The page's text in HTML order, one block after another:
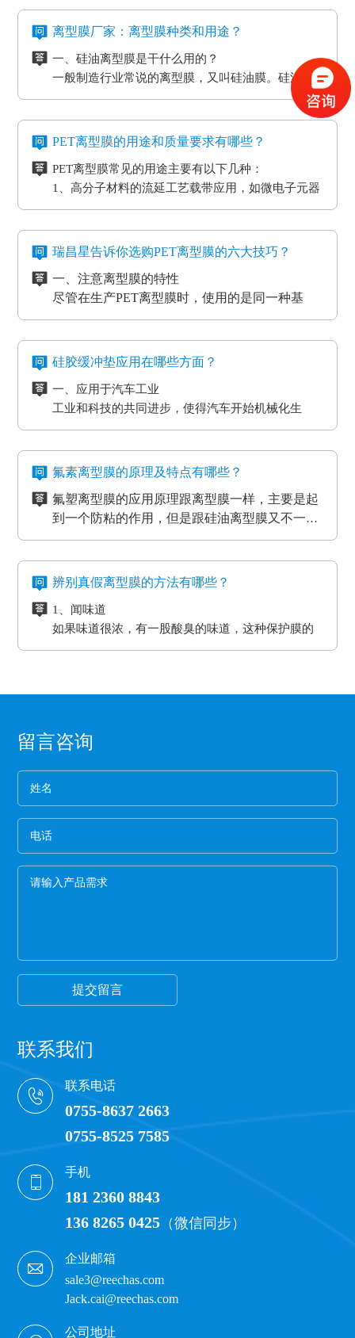
离型膜厂家：离型膜种类和用途？
一、硅油离型膜是干什么用的？
一般制造行业常说的离型膜，又叫硅油膜。硅油离
型膜应用分成两类：模切制造行业的应用和石墨制
造行业的应用。应用于石墨制造行业的硅油离型膜
具备离型力匀称平稳、等特点，还可以按客户标准
氟素离型膜别称氟塑离型膜。这类离型膜是由表层
性。相对于硅胶带，具备优质的剥离特性。氟素离
型膜主要是应用于高温胶带、金手指复合模切加工
工艺。
三、非硅离型膜是干什么用的？
非硅离型膜的适用范围有热溶胶、HC的转印纸、微
粘胶以及微粘胶保护膜生产加工用离型膜。除此之
外，因其剥离力较重，在生产加工极其细微的构件
时，能够 具有很好的避免 离型膜挪动或掉下来的功
四、防静电离型膜是干什么用的？
在信息时代，电磁波会对没经屏蔽掉的敏感度电子
的影响，导致数据信息失真、通讯混乱。而电流的
磁效应和磨擦产生的静电感应对各种各样敏感元
电积累产生髙压放电，其严重后果将是毁灭性的，
因此防静电离型膜也很重要。
PET离型膜的用途和质量要求有哪些？
PET离型膜常见的用途主要有以下几种：
1、高分子材料的流延工艺载带应用，如微电子元器
件
3、各种多层印刷线路板行业的层压工艺应用
5、PCB/PCL应用
6、光电模切冲型行业应用
PET离型膜的质量要求也不一样：
如普通模切冲型对PET离型膜的要求是厚度均匀剥离
力稳定。
要求。
高分子材料在耐温性的同时还要考虑到耐化学试剂
应等。
瑞昌星告诉你选购PET离型膜的六大技巧？
一、注意离型膜的特性
尽管在生产PET离型膜时，使用的是同一种基
材，但是使用不一样的离型剂，就会得到不一样
重。
尽管每个品牌的离型膜在价格上都会有一些差
所以要想得到物美价廉的离型膜，就要对多个品
牌的产品进行比较，在材质、工艺、质量等方面
都相同的情况下选择性价比最高的离型膜。
三、看使用情况
购买离型膜的目的是为了发挥其性能，满足使用
需求。质量再好的离型膜若使用在不正确的地
方，其性能也不能得到更好的发挥。
四、看生产厂家
一般品牌大、评价高的正规PET离型膜生产厂家
而且生产规模也比较大，因而具有一定的基础
性、技术性和规模性。
五、看产品价格
不同品牌、不同厂家的PET离型膜在其价格上都
会有些差异，而且国内的与进口的离型膜在其价
格上也会有很大的差异。
六、注意离型膜的使用范围
企业选购离型膜的主要目的就是为了满足产品的
生产需要，所以一定要根据离型膜的使用范围来
进行选择，要确保能够符合企业产品的生产要
硅胶缓冲垫应用在哪些方面？
一、应用于汽车工业
工业和科技的共同进步，使得汽车开始机械化生
产。在汽车工厂当中，数条流水线之间分布着许许
摩擦和损耗，所以经常会在机器的连接处使用缓冲
机器，减小损耗。
物流装卸货的过程中会格外重视运输货物的完整
能导致物品损坏。而目前市场上最受欢迎的缓冲垫
具有弹性好、质地紧密、耐高温以及抗冲力强的特
点，用在物流装卸平台上可以起到保护货物的作
用。
三、应用于热压机强化过程
想让地板、木门和家具更耐用，就需要使用热压机
强化。而在这个过程中也需要缓冲垫。缓冲垫会装
在模板和热压板之间，起到均匀传递热压板工作温
度和工作压力的作用。而且使用缓冲垫还可以使纸
的效果。另外硅胶缓冲垫还可以保护模板、弥补压
板误差保证热压机的正常工作。
氟素离型膜的原理及特点有哪些？
氟塑离型膜的应用原理跟离型膜一样，主要是起
到一个防粘的作用，但是跟硅油离型膜又不一
样，氟在氟塑离型膜里面是以一种氟化物的形式
在耐高温胶带的基材分很多种（PET,聚酰亚胺）
硅胶的胶水跟硅油离型膜同属矽利康的类别，时
间长了会产生各方面的反应就是贴死。
氟塑离型膜主要应用于高温胶，硅胶双面胶贴
等；模切加工成其它任何形状，用于一些特殊用
氟素离型膜的特点：
耐湿性，防潮、防油，起到产品的隔离作用。
二、良好的耐高温性能、平滑度和强度。
三、氟塑离型膜可以防止预浸料粘连，又可以保
辨别真假离型膜的方法有哪些？
1、闻味道
如果味道很浓，有一股酸臭的味道，这种保护膜的
保持力非常差。
保护膜按照常规就应该卷得整齐，这样的保护膜没
概率非常高,强度差。
膜硬的保护膜一般都比较次，而且由于膜厚，实际
米数会减少。好的保护膜所选用的薄膜都比较柔
联系我们
联系电话
0755-8637 2663
0755-8525 7585
手机
181 2360 8843
136 8265 0425 （微信同步）
企业邮箱
sale3@reechas.com
Jack.cai@reechas.com
公司地址
留言咨询
提交留言